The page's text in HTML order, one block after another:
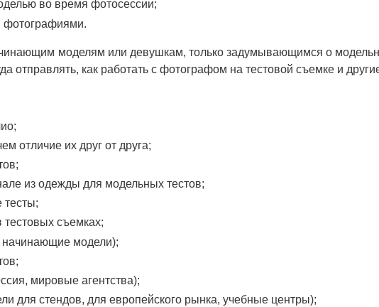
во время фотосессии;
фотографиями.
моделям или девушкам, только задумывающимся о
отправлять, как работать с фотографом на тестовой съемке и
отличие их друг от друга;
из одежды для модельных тестов;
тесты;
тестовых съемках;
начинающие модели);
мировые агентства);
для стендов, для европейского рынка, учебные центры);